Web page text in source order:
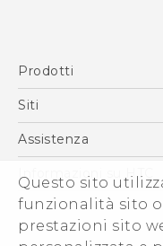
Questo sito
funzionalità sito
prestazioni sito
Prodotti
Smartphone
Vive
Accessori
Siti
HTC VIVE
Assistenza
Ecommerce
Informazioni su HTC
ESG
Uffici Commerciali